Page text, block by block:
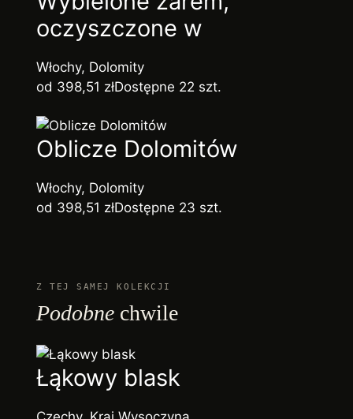
oczyszczone w
Włochy, Dolomity
od 398,51 złDostępne 22 szt.
Oblicze Dolomitów
Włochy, Dolomity
od 398,51 złDostępne 23 szt.
Z TEJ SAMEJ KOLEKCJI
Podobne chwile
Łąkowy blask